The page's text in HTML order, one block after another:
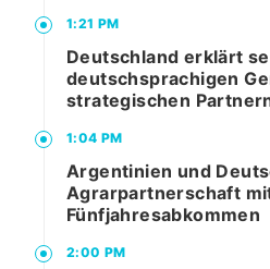
1:21 PM
Deutschland erklärt
deutschsprachigen
strategischen
1:04 PM
Argentinien und
Agrarpartnerschaft
Fünfjahresabkommen
2:00 PM